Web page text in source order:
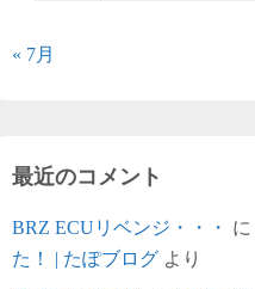
« 7月
最近のコメント
BRZ ECUリベンジ・・・ に
た！ | たぽブログ より